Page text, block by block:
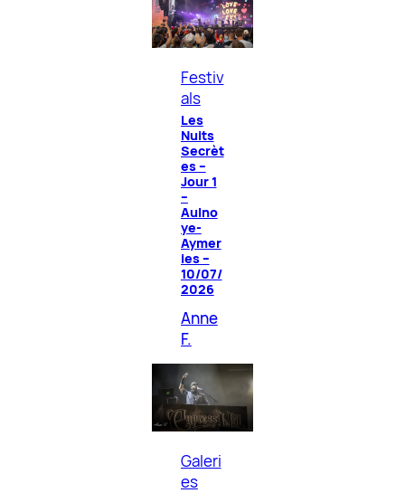
Festiv
als
Les
Nuits
Secrèt
es –
Jour 1
–
Aulno
ye-
Aymer
ies –
10/07/
2026
Anne
F.
Galeri
es